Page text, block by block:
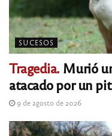
SUCESOS
Tragedia. Murió
atacado por un
9 de agosto de 2026